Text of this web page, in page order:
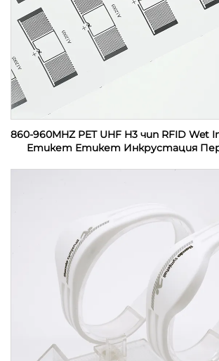
860-960MHZ PET UHF H3 чип RFID Wet
Етикет Етикет Инкрустация